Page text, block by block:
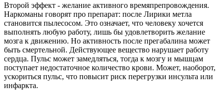
Второй эффект - желание активного времяпрепровождения.
Наркоманы говорят про препарат: после Лирики метла
становится пылесосом. Это означает, что человеку хочется
выполнять любую работу, лишь бы удовлетворить желание
мозга к движению. Но активность после прегабалина может
быть смертельной. Действующее вещество нарушает работу
сердца. Пульс может замедляться, тогда к мозгу и мышцам
поступает недостаточное количество крови. Может, наоборот,
ускориться пульс, что повысит риск перегрузки инсульта или
инфаркта.